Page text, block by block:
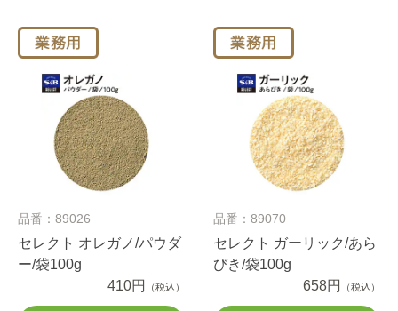
品番：89026
セレクト オレガノ/パウダ
ー/袋100g
410円
（税込）
品番：89070
セレクト ガーリック/あら
びき/袋100g
658円
（税込）